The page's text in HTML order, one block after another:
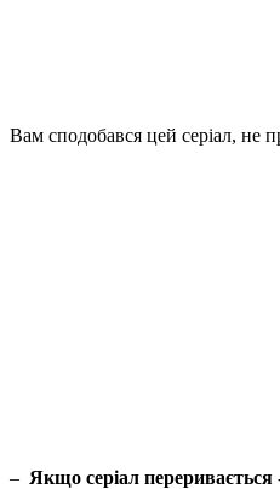
Вам сподобався цей серіал, не
– Якщо серіал переривається